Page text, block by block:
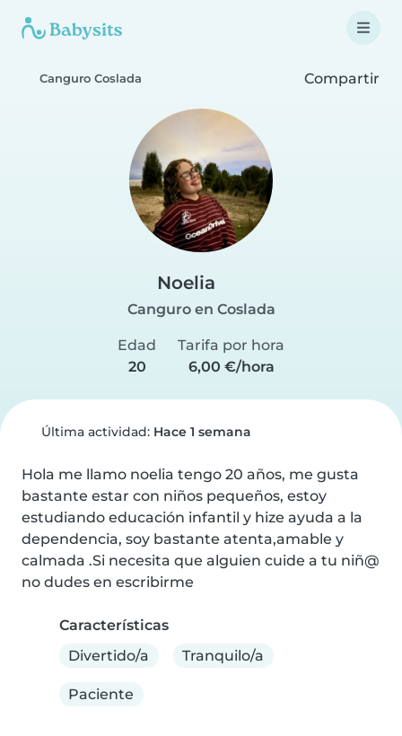
Canguro Coslada Compartir
Noelia
Canguro en Coslada
Edad
20
Tarifa por hora
6,00 €/hora
Última actividad: Hace 1 semana
Hola me llamo noelia tengo 20 años, me gusta
bastante estar con niños pequeños, estoy
estudiando educación infantil y hize ayuda a la
dependencia, soy bastante atenta,amable y
calmada .Si necesita que alguien cuide a tu niñ@
no dudes en escribirme
Características
Divertido/a
Tranquilo/a
Paciente